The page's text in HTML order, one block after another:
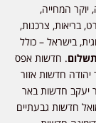
יוקר המחייה,
בריאות, צרכנות,
בישראל – כולל
. חדשות אפס
יהודה חדשות אזור
יעקב חדשות באר
חדשות גבעתיים